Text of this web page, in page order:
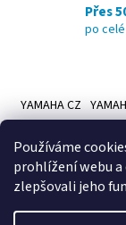
Používáme
prohlížení webu
zlepšovali jeho
Přes
po celé
p
YAMAHA CZ